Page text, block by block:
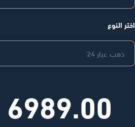
اختر النوع
6989.00